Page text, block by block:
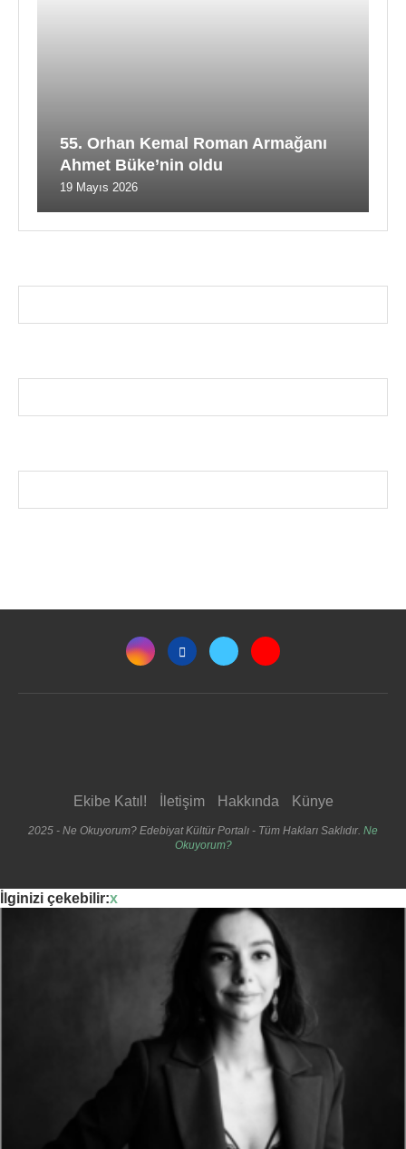
55. Orhan Kemal Roman Armağanı
Ahmet Büke’nin oldu
19 Mayıs 2026
Ekibe Katıl! İletişim Hakkında Künye
2025 - Ne Okuyorum? Edebiyat Kültür Portalı - Tüm Hakları Saklıdır. Ne
Okuyorum?
İlginizi çekebilir:x